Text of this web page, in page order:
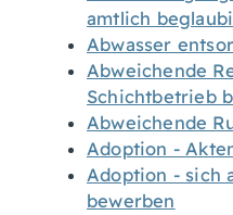
amtlich
Abwasser
Abweichende
Schichtbetrieb
Abweichende
Adoption -
Adoption - sich
bewerben